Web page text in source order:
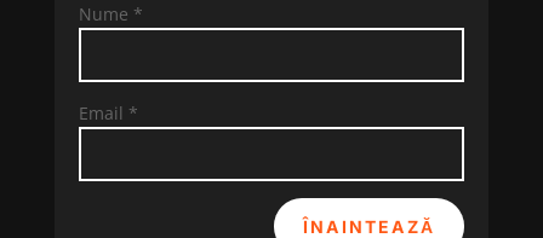
Nume *
Email *
ÎNAINTEAZĂ